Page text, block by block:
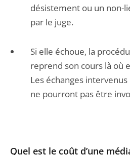
désistement ou un non-
par le juge.
Si elle échoue, la
reprend son cours là où
Les échanges
ne pourront pas être
Quel est le coût d’une